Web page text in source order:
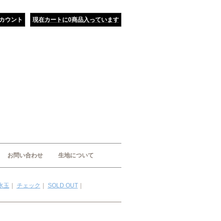
現在カートに0商品入っています
ウント
お問い合わせ 生地について
玉 チェック SOLD OUT｜